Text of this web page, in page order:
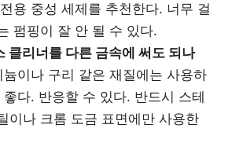
용 중성 세제를 추천한다. 너무 걸
펌핑이 잘 안 될 수 있다.
클리너를 다른 금속에 써도 되나
늄이나 구리 같은 재질에는 사용하
다. 반응할 수 있다. 반드시 스테
이나 크롬 도금 표면에만 사용한